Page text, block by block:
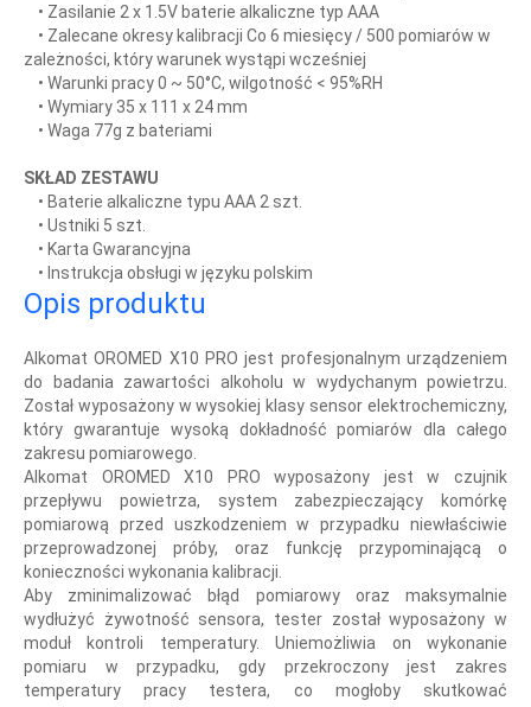
• Zasilanie 2 x 1.5V baterie alkaliczne typ AAA
• Zalecane okresy kalibracji Co 6 miesięcy / 500 pomiarów w
zależności, który warunek wystąpi wcześniej
• Warunki pracy 0 ~ 50°C, wilgotność < 95%RH
• Wymiary 35 x 111 x 24 mm
• Waga 77g z bateriami
SKŁAD ZESTAWU
• Baterie alkaliczne typu AAA 2 szt.
• Ustniki 5 szt.
• Karta Gwarancyjna
• Instrukcja obsługi w języku polskim
Opis produktu
Alkomat OROMED X10 PRO jest profesjonalnym urządzeniem
do badania zawartości alkoholu w wydychanym powietrzu.
Został wyposażony w wysokiej klasy sensor elektrochemiczny,
który gwarantuje wysoką dokładność pomiarów dla całego
zakresu pomiarowego.
Alkomat OROMED X10 PRO wyposażony jest w czujnik
przepływu powietrza, system zabezpieczający komórkę
pomiarową przed uszkodzeniem w przypadku niewłaściwie
przeprowadzonej próby, oraz funkcję przypominającą o
konieczności wykonania kalibracji.
Aby zminimalizować błąd pomiarowy oraz maksymalnie
wydłużyć żywotność sensora, tester został wyposażony w
moduł kontroli temperatury. Uniemożliwia on wykonanie
pomiaru w przypadku, gdy przekroczony jest zakres
temperatury pracy testera, co mogłoby skutkować